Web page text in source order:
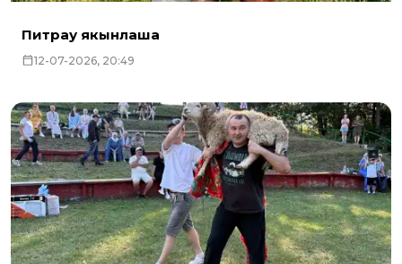
Питрау якынлаша
12-07-2026, 20:49